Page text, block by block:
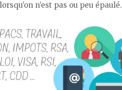
n’est pas ou peu épaulé.